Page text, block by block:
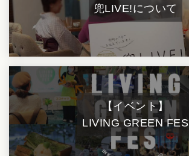
兜LIVE!について
【イベント】
LIVING GREEN FES